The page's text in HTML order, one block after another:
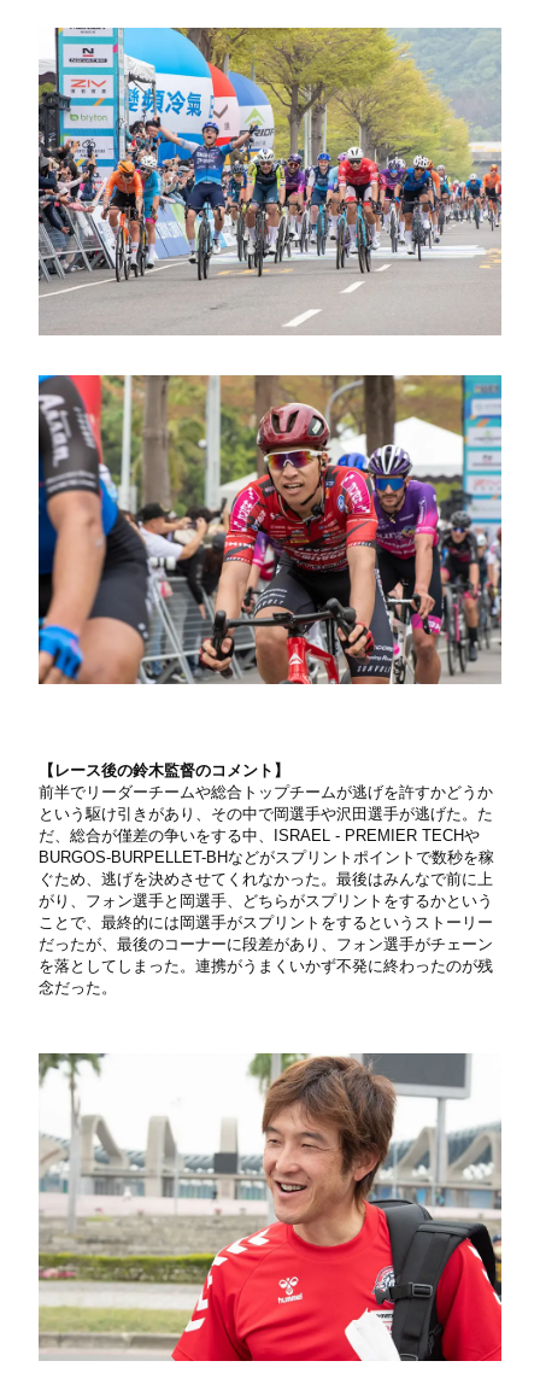
【レース後の鈴木監督のコメント】
前半でリーダーチームや総合トップチームが逃げを許すかどうか
という駆け引きがあり、その中で岡選手や沢田選手が逃げた。た
だ、総合が僅差の争いをする中、ISRAEL - PREMIER TECHや
BURGOS-BURPELLET-BHなどがスプリントポイントで数秒を稼
ぐため、逃げを決めさせてくれなかった。最後はみんなで前に上
がり、フォン選手と岡選手、どちらがスプリントをするかという
ことで、最終的には岡選手がスプリントをするというストーリー
だったが、最後のコーナーに段差があり、フォン選手がチェーン
を落としてしまった。連携がうまくいかず不発に終わったのが残
念だった。